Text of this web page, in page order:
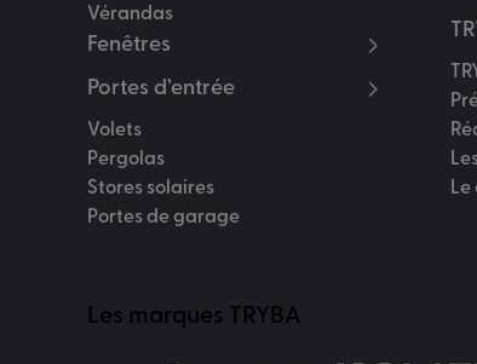
Vérandas
Fenêtres
Portes d’entrée
Volets
Pergolas
Stores solaires
Portes de garage
Les marques TRYBA